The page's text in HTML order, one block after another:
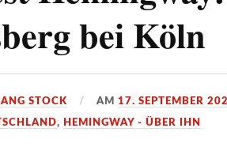
bei Köln
STOCK AM17. SEPTEMBER
, HEMINGWAY - ÜBER IHN